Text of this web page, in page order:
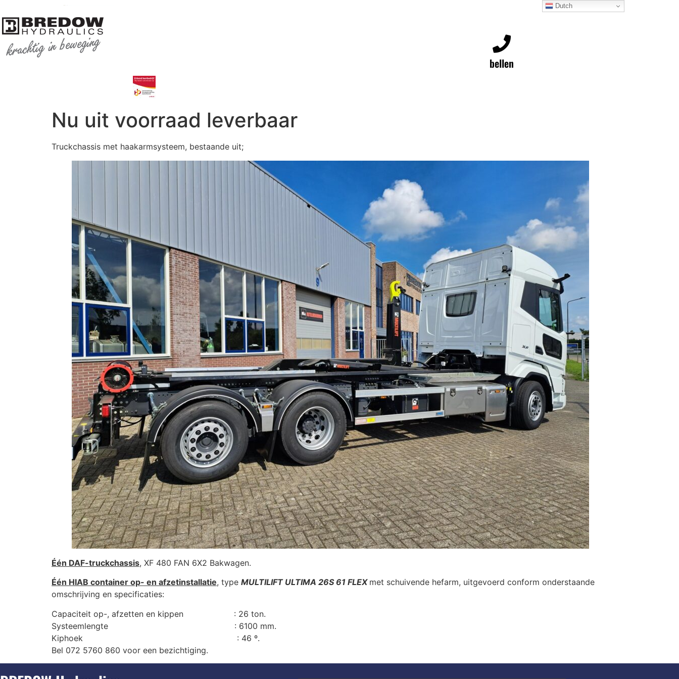
bellen
Nu uit voorraad leverbaar
Truckchassis met haakarmsysteem, bestaande uit;
Één DAF-truckchassis, XF 480 FAN 6X2 Bakwagen.
Één HIAB container op- en afzetinstallatie, type MULTILIFT ULTIMA 26S 61 FLEX met schuivende hefarm, uitgevoerd conform onderstaande
omschrijving en specificaties:
Capaciteit op-, afzetten en kippen : 26 ton.
Systeemlengte : 6100 mm.
Kiphoek : 46 º.
Bel 072 5760 860 voor een bezichtiging.
Dutch